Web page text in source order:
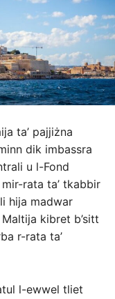
ta’ pajjiżna
dik imbassra
u l-Fond
rata ta’ tkabbir
hija madwar
kibret b’sitt
r-rata ta’
l-ewwel tliet